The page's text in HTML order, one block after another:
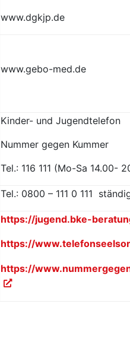
www.dgkjp.de
www.gebo-med.de
Kinder- und Jugendtelefon
Nummer gegen Kummer
Tel.: 116 111 (Mo-Sa 14.00-
Tel.: 0800 – 111 0 111
https://jugend.bke-
https://
https://